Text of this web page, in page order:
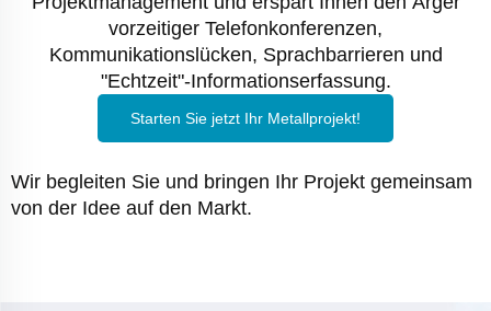
vorzeitiger Telefonkonferenzen,
Kommunikationslücken, Sprachbarrieren und
"Echtzeit"-Informationserfassung.
Starten Sie jetzt Ihr Metallprojekt!
Wir begleiten Sie und bringen Ihr Projekt gemeinsam
von der Idee auf den Markt.